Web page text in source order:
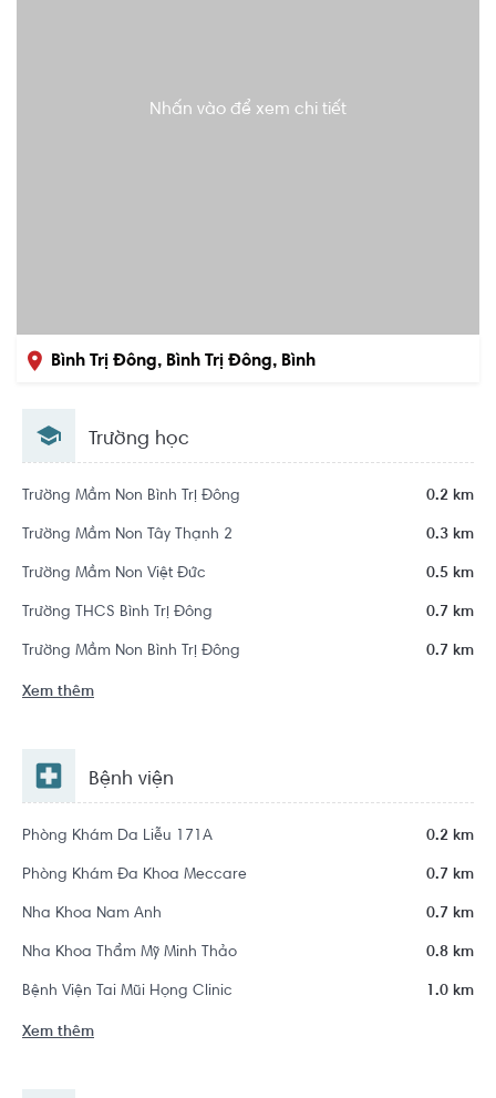
Nhấn vào để xem chi tiết
Bình Trị Đông, Bình Trị Đông, Bình
Trường học
Trường Mầm Non Bình Trị Đông 0.2 km
Trường Mầm Non Tây Thạnh 2 0.3 km
Trường Mầm Non Việt Đức 0.5 km
Trường THCS Bình Trị Đông 0.7 km
Trường Mầm Non Bình Trị Đông 0.7 km
Xem thêm
Bệnh viện
Phòng Khám Da Liễu 171A 0.2 km
Phòng Khám Đa Khoa Meccare 0.7 km
Nha Khoa Nam Anh 0.7 km
Nha Khoa Thẩm Mỹ Minh Thảo 0.8 km
Bệnh Viện Tai Mũi Họng Clinic 1.0 km
Xem thêm